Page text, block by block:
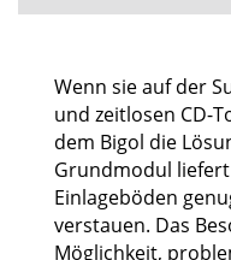
Wenn sie auf der
und zeitlosen CD-
dem Bigol die
Grundmodul
Einlageböden
verstauen. Das
Möglichkeit,